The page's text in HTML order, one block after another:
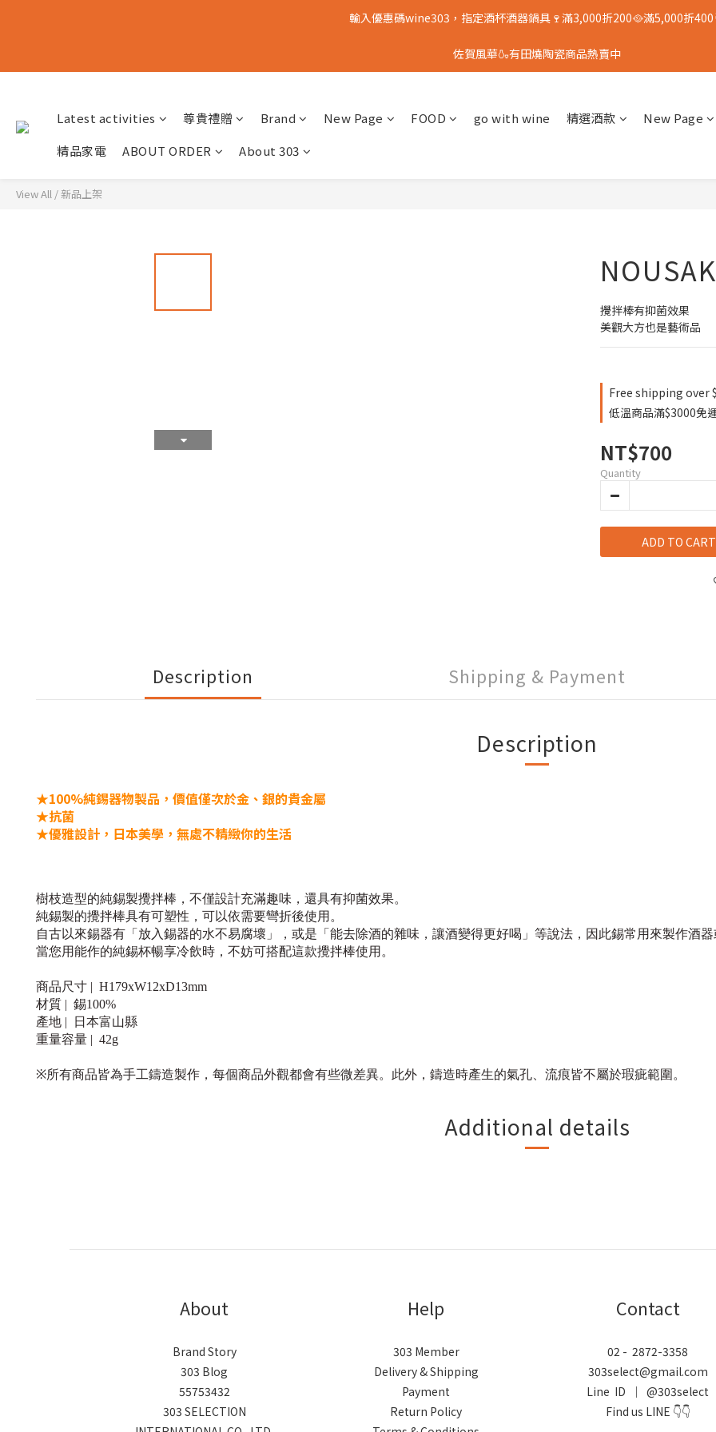
輸入優惠碼wine303，指定酒杯酒器鍋具🍷滿3,000折200🥘滿5,000折
佐賀風華🍶有田燒陶瓷商品熱賣中
Latest activities 尊貴禮贈 Brand New Page FOOD go with wine 精選酒款
New Page
精品家電
ABOUT ORDER About 303
View All /新品上架
攪拌棒有抑菌效果
美觀大方也是藝術品
Free shipping over
低溫商品滿$3000免
NT$700
Quantity
ADD TO CART
Description Shipping & Payment
Description
★100%純錫器物製品，價值僅次於金、銀的貴金屬
★抗菌
★優雅設計，日本美學，無處不精緻你的生活
樹枝造型的純錫製攪拌棒，不僅設計充滿趣味，還具有抑菌效果。
純錫製的攪拌棒具有可塑性，可以依需要彎折後使用。
自古以來錫器有「放入錫器的水不易腐壞」，或是「能去除酒的雜味，讓酒變得更好喝」等說法，因此錫常用來製作酒
當您用能作的純錫杯暢享冷飲時，不妨可搭配這款攪拌棒使用。
商品尺寸 | H179xW12xD13mm
材質 | 錫100%
產地 |
日本富山縣
重量容量 | 42g
※所有商品皆為手工鑄造製作，每個商品外觀都會有些微差異。此外，鑄造時產生的氣孔、流痕皆不屬於瑕疵範圍。
Additional details
About
Brand Story
303 Blog
55753432
303 SELECTION
Help
303 Member
Delivery & Shipping
Payment
Return Policy
Contact
02 - 2872-3358
303select@gmail.com
Line ID ｜ @303select
Find us LINE 👇👇